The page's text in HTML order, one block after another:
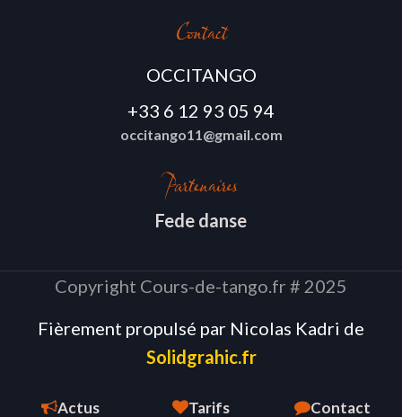
Actus Tarifs Contact
Contact
OCCITANGO
+33 6 12 93 05 94
occitango11@gmail.com
Partenaires
Fede danse
Copyright Cours-de-tango.fr # 2025
Fièrement propulsé par Nicolas Kadri de
Solidgrahic.fr